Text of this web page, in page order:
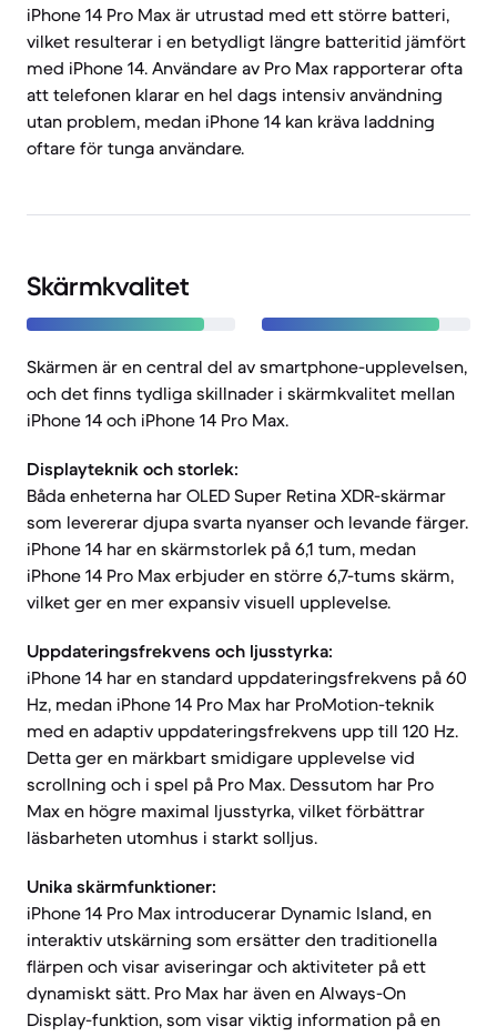
iPhone 14 Pro Max är utrustad med ett större batteri,
vilket resulterar i en betydligt längre batteritid jämfört
med iPhone 14. Användare av Pro Max rapporterar ofta
att telefonen klarar en hel dags intensiv användning
utan problem, medan iPhone 14 kan kräva laddning
oftare för tunga användare.
Skärmkvalitet
Skärmen är en central del av smartphone-upplevelsen,
och det finns tydliga skillnader i skärmkvalitet mellan
iPhone 14 och iPhone 14 Pro Max.
Displayteknik och storlek:
Båda enheterna har OLED Super Retina XDR-skärmar
som levererar djupa svarta nyanser och levande färger.
iPhone 14 har en skärmstorlek på 6,1 tum, medan
iPhone 14 Pro Max erbjuder en större 6,7-tums skärm,
vilket ger en mer expansiv visuell upplevelse.
Uppdateringsfrekvens och ljusstyrka:
iPhone 14 har en standard uppdateringsfrekvens på 60
Hz, medan iPhone 14 Pro Max har ProMotion-teknik
med en adaptiv uppdateringsfrekvens upp till 120 Hz.
Detta ger en märkbart smidigare upplevelse vid
scrollning och i spel på Pro Max. Dessutom har Pro
Max en högre maximal ljusstyrka, vilket förbättrar
läsbarheten utomhus i starkt solljus.
Unika skärmfunktioner:
iPhone 14 Pro Max introducerar Dynamic Island, en
interaktiv utskärning som ersätter den traditionella
flärpen och visar aviseringar och aktiviteter på ett
dynamiskt sätt. Pro Max har även en Always-On
Display-funktion, som visar viktig information på en